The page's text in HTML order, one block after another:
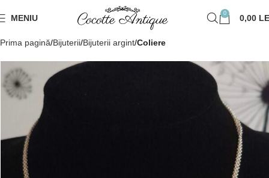
MENIU 0 0,00
Prima pagină Bijuterii Bijuterii argint Coliere